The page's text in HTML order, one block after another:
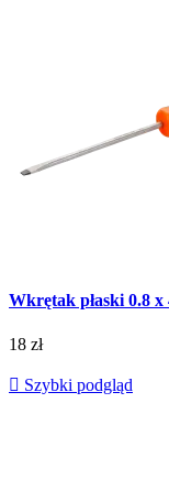
Wkrętak płaski 0.8
18 zł
 Szybki podgląd